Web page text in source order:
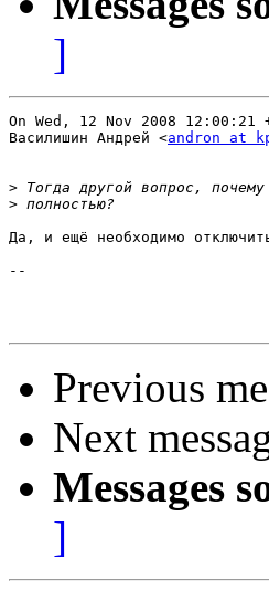
]
On Wed, 12 Nov 2008 12:00:21
Василишин Андрей <andron at
>
>
Да, и ещё необходимо
--
Previous
Next
Messages
]